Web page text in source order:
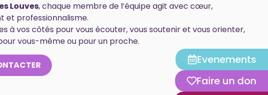
Louves, chaque membre de l’équipe agit avec cœur,
et professionnalisme.
à vos côtés pour vous écouter, vous soutenir et vous orienter,
vous-même ou pour un proche.
Evenements
Faire un don